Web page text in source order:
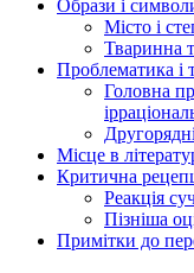
Образи і
Місто і
Тваринна
Проблематика і
Головна
Місце в
Критична
Реакція
Пізніша
Примітки до